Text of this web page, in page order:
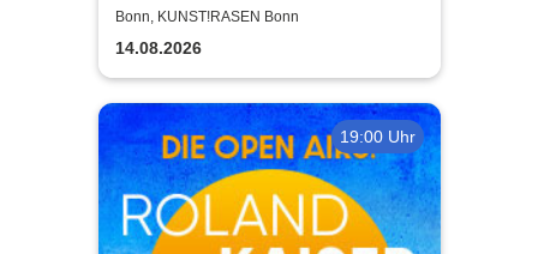
Bonn, KUNST!RASEN Bonn
14.08.2026
19:00 Uhr